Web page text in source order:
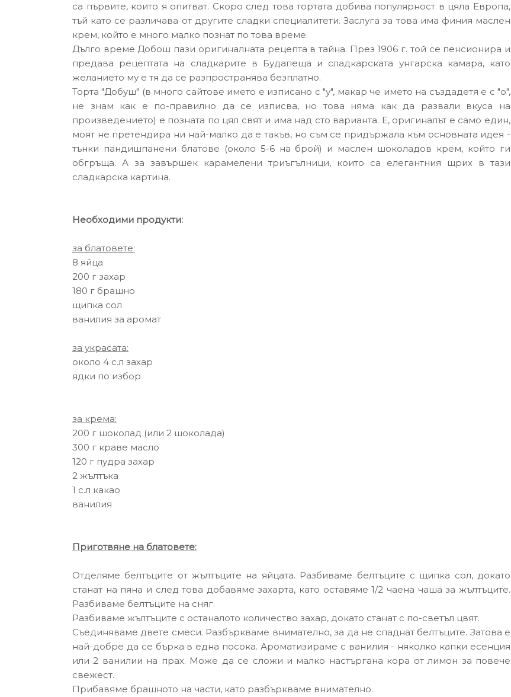
са първите, които я опитват. Скоро след това тортата добива популярност в цяла Европа,
тъй като се различава от другите сладки специалитети. Заслуга за това има финия маслен
крем, който е много малко познат по това време.
Дълго време Добош пази оригиналната рецепта в тайна. През 1906 г. той се пенсионира и
предава рецептата на сладкарите в Будапеща и сладкарската унгарска камара, като
желанието му е тя да се разпространява безплатно.
Торта "Добуш" (в много сайтове името е изписано с "у", макар че името на създадетя е с "о",
не знам как е по-правилно да се изписва, но това няма как да развали вкуса на
произведението) е позната по цял свят и има над сто варианта. Е, оригиналът е само един,
моят не претендира ни най-малко да е такъв, но съм се придържала към основната идея -
тънки пандишпанени блатове (около 5-6 на брой) и маслен шоколадов крем, който ги
обгръща. А за завършек карамелени триъгълници, които са елегантния щрих в тази
сладкарска картина.
Необходими продукти:
за блатовете:
8 яйца
200 г захар
180 г брашно
щипка сол
ванилия за аромат
за украсата:
около 4 с.л захар
ядки по избор
за крема:
200 г шоколад (или 2 шоколада)
300 г краве масло
120 г пудра захар
2 жълтъка
1 с.л какао
ванилия
Приготвяне на блатовете:
Отделяме белтъците от жълтъците на яйцата. Разбиваме белтъците с щипка сол, докато
станат на пяна и след това добавяме захарта, като оставяме 1/2 чаена чаша за жълтъците.
Разбиваме белтъците на сняг.
Разбиваме жълтъците с останалото количество захар, докато станат с по-светъл цвят.
Съединяваме двете смеси. Разбъркваме внимателно, за да не спаднат белтъците. Затова е
най-добре да се бърка в една посока. Ароматизираме с ванилия - няколко капки есенция
или 2 ванилии на прах. Може да се сложи и малко настъргана кора от лимон за повече
свежест.
Прибавяме брашното на части, като разбъркваме внимателно.